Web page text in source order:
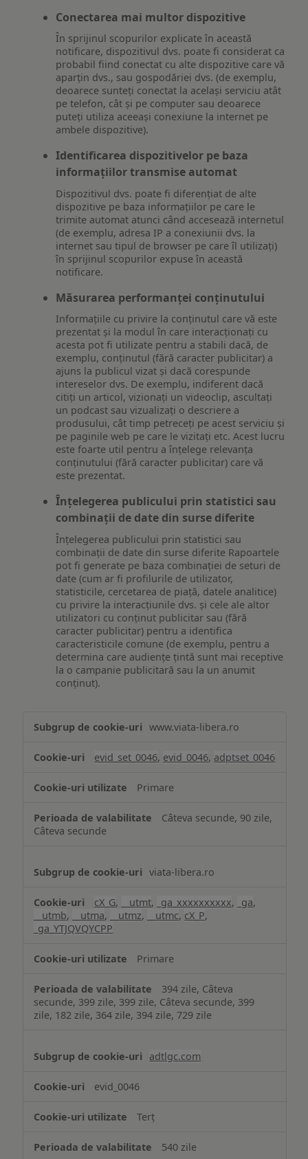
Conectarea mai multor dispozitive
În sprijinul scopurilor explicate în această
notificare, dispozitivul dvs. poate fi considerat ca
probabil fiind conectat cu alte dispozitive care vă
aparțin dvs., sau gospodăriei dvs. (de exemplu,
deoarece sunteți conectat la același serviciu atât
pe telefon, cât și pe computer sau deoarece
puteți utiliza aceeași conexiune la internet pe
ambele dispozitive).
Identificarea dispozitivelor pe baza
informațiilor transmise automat
Dispozitivul dvs. poate fi diferențiat de alte
dispozitive pe baza informațiilor pe care le
trimite automat atunci când accesează internetul
(de exemplu, adresa IP a conexiunii dvs. la
internet sau tipul de browser pe care îl utilizați)
în sprijinul scopurilor expuse în această
notificare.
Măsurarea performanței conținutului
Informațiile cu privire la conținutul care vă este
prezentat și la modul în care interacționați cu
acesta pot fi utilizate pentru a stabili dacă, de
exemplu, conținutul (fără caracter publicitar) a
ajuns la publicul vizat și dacă corespunde
intereselor dvs. De exemplu, indiferent dacă
citiți un articol, vizionați un videoclip, ascultați
un podcast sau vizualizați o descriere a
produsului, cât timp petreceți pe acest serviciu și
pe paginile web pe care le vizitați etc. Acest lucru
este foarte util pentru a înțelege relevanța
conținutului (fără caracter publicitar) care vă
este prezentat.
Înțelegerea publicului prin statistici sau
combinații de date din surse diferite
Înțelegerea publicului prin statistici sau
combinații de date din surse diferite Rapoartele
pot fi generate pe baza combinației de seturi de
date (cum ar fi profilurile de utilizator,
statisticile, cercetarea de piață, datele analitice)
cu privire la interacțiunile dvs. și cele ale altor
utilizatori cu conținut publicitar sau (fără
caracter publicitar) pentru a identifica
caracteristicile comune (de exemplu, pentru a
determina care audiențe țintă sunt mai receptive
la o campanie publicitară sau la un anumit
conținut).
www.viata-libera.ro
evid_set_0046, evid_0046, adptset_0046
Primare
Câteva secunde, 90 zile,
Câteva secunde
viata-libera.ro
cX_G, __utmt, _ga_xxxxxxxxxx, _ga,
__utmb, __utma, __utmz, __utmc, cX_P,
_ga_YTJQVQYCPP
Primare
394 zile, Câteva
secunde, 399 zile, 399 zile, Câteva secunde, 399
zile, 182 zile, 364 zile, 394 zile, 729 zile
adtlgc.com
evid_0046
Terț
540 zile